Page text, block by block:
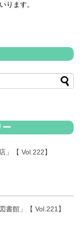
ります。
ー
」【 Vol.222】
書館」【 Vol.221】